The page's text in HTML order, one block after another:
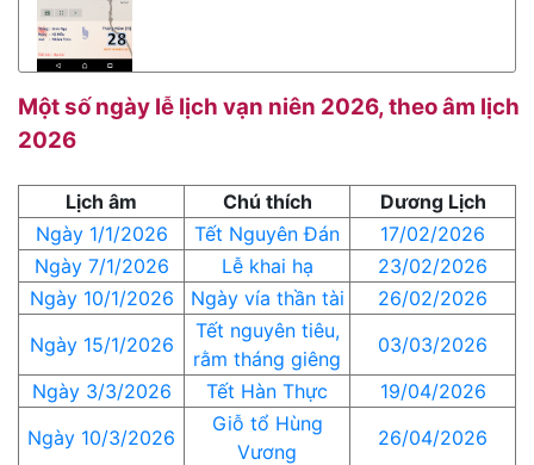
Một số ngày lễ lịch vạn niên 2026, theo âm lịch
2026
Lịch âm Chú thích
Dương Lịch
Ngày 1/1/2026
Tết Nguyên Đán
17/02/2026
Ngày 7/1/2026
Lễ khai hạ
23/02/2026
Ngày 10/1/2026
Ngày vía thần tài
26/02/2026
Ngày 15/1/2026
Tết nguyên tiêu,
rằm tháng giêng
03/03/2026
Ngày 3/3/2026
Tết Hàn Thực
19/04/2026
Ngày 10/3/2026
Giỗ tổ Hùng
Vương
26/04/2026